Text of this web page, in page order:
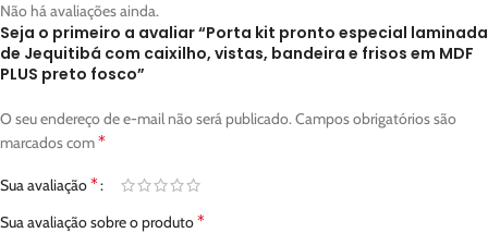
Não há avaliações ainda.
Seja o primeiro a avaliar “Porta kit pronto especial laminada
de Jequitibá com caixilho, vistas, bandeira e frisos em MDF
PLUS preto fosco”
O seu endereço de e-mail não será publicado.Campos obrigatórios são
marcados com*
Sua avaliação*
Sua avaliação sobre o produto*